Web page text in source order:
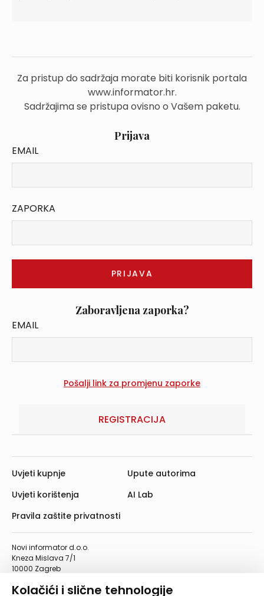
Kolačići i slične tehnologije
Za pristup do sadržaja morate biti korisnik portala
www.informator.hr.
Sadržajima se pristupa ovisno o Vašem paketu.
Prijava
EMAIL
ZAPORKA
Zaboravljena zaporka?
EMAIL
REGISTRACIJA
Novi informator d.o.o.
Kneza Mislava 7/1
10000 Zagreb
Telefaks: 01/4612-553
Uvjeti kupnje
Uvjeti korištenja
Pravila zaštite privatnosti
Upute autorima
AI Lab